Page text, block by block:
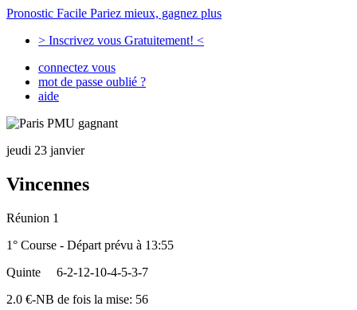
Pronostic Facile Pariez mieux, gagnez plus
> Inscrivez vous Gratuitement! <
connectez vous
mot de passe oublié ?
aide
jeudi 23 janvier
Vincennes
Réunion 1
1° Course - Départ prévu à 13:55
Quinte
6-2-12-10-4-5-3-7
2.0 €-NB de fois la mise: 56